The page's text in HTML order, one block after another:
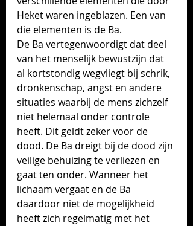
Heket waren ingeblazen. Een van
die elementen is de Ba.
De Ba vertegenwoordigt dat deel
van het menselijk bewustzijn dat
al kortstondig wegvliegt bij schrik,
dronkenschap, angst en andere
situaties waarbij de mens zichzelf
niet helemaal onder controle
heeft. Dit geldt zeker voor de
dood. De Ba dreigt bij de dood zijn
veilige behuizing te verliezen en
gaat ten onder. Wanneer het
lichaam vergaat en de Ba
daardoor niet de mogelijkheid
heeft zich regelmatig met het